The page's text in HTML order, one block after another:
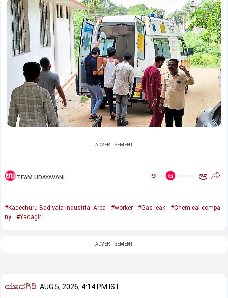
ADVERTISEMENT
TEAM UDAYAVANI ಅ ಅ
#Kadechuru-Badiyala Industrial Area #worker #Gas leak
#Chemical compa
ny
#Yadagiri
ADVERTISEMENT
ಯಾದಗಿರಿ AUG 5, 2026, 4:14 PM IST